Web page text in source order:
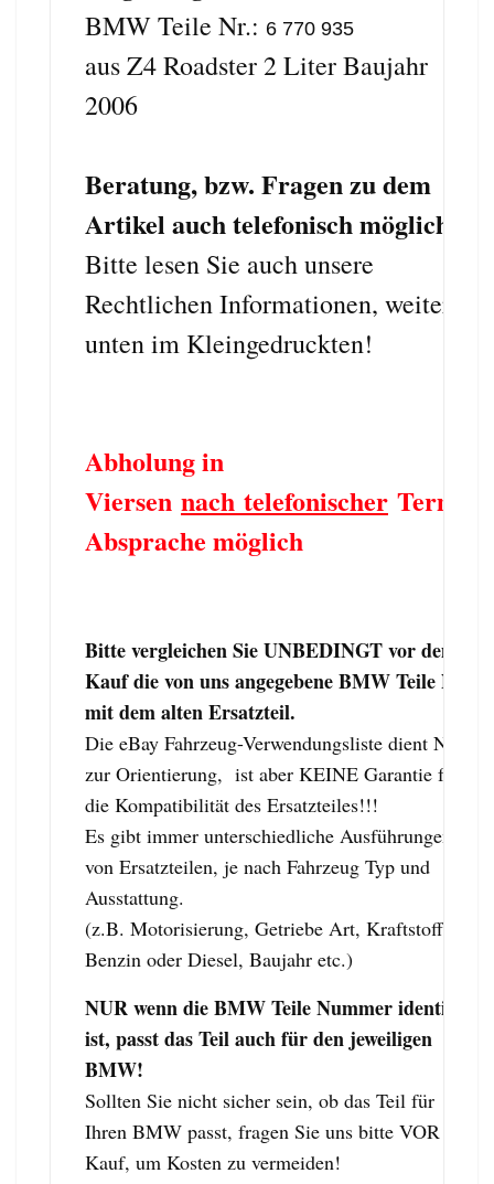
BMW Teile Nr.: 6 770 935
aus Z4 Roadster2 LiterBaujahr
2006
Beratung, bzw. Fragen zu dem
Artikel auch telefonisch möglich...
Bitte lesen Sie auch unsere
Rechtlichen Informationen, weiter
unten im Kleingedruckten!
Abholung in
Viersen nach telefonischer Termin
Absprache möglich
Bitte vergleichen Sie UNBEDINGT vor dem
Kauf die von uns angegebene BMW Teile Nr.
mit dem alten Ersatzteil.
Die eBay Fahrzeug-Verwendungsliste dient NUR
zur Orientierung, ist aber KEINE Garantie für
die Kompatibilität des Ersatzteiles!!!
Es gibt immer unterschiedliche Ausführungen
von Ersatzteilen, je nach Fahrzeug Typ und
Ausstattung.
(z.B. Motorisierung, Getriebe Art, Kraftstoff:
Benzin oder Diesel, Baujahr etc.)
NUR wenn die BMW Teile Nummer identisch
ist, passt das Teil auch für den jeweiligen
BMW!
Sollten Sie nicht sicher sein, ob das Teil für
Ihren BMW passt, fragen Sie uns bitte VOR dem
Kauf, um Kosten zu vermeiden!